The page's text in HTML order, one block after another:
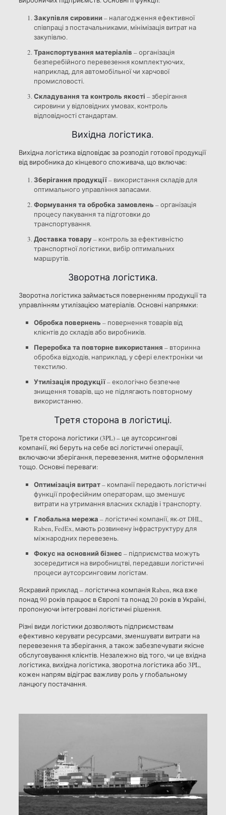
Закупівля сировини– налагодження ефективної
співпраці з постачальниками, мінімізація витрат на
закупівлю.
Транспортування матеріалів – організація
безперебійного перевезення комплектуючих,
наприклад, для автомобільної чи харчової
промисловості.
Складування та контроль якості – зберігання
сировини у відповідних умовах, контроль
відповідності стандартам.
Вихідна логістика.
Вихідна логістика відповідає за розподіл готової продукції
від виробника до кінцевого споживача, що включає:
Зберігання продукції– використання складів для
оптимального управління запасами.
Формування та обробка замовлень – організація
процесу пакування та підготовки до
транспортування.
Доставка товару– контроль за ефективністю
транспортної логістики, вибір оптимальних
маршрутів.
Зворотна логістика.
Зворотна логістика займається поверненням продукції та
управлінням утилізацією матеріалів. Основні напрямки:
Обробка повернень – повернення товарів від
клієнтів до складів або виробників.
Переробка та повторне використання – вторинна
обробка відходів, наприклад, у сфері електроніки чи
текстилю.
Утилізація продукції– екологічно безпечне
знищення товарів, що не підлягають повторному
використанню.
Третя сторона в логістиці.
Третя сторона логістики (3PL) – це аутсорсингові
компанії, які беруть на себе всі логістичні операції,
включаючи зберігання, перевезення, митне оформлення
тощо. Основні переваги:
Оптимізація витрат– компанії передають логістичні
функції професійним операторам, що зменшує
витрати на утримання власних складів і транспорту.
Глобальна мережа – логістичні компанії, як-от DHL,
Raben, FedEx, мають розвинену інфраструктуру для
міжнародних перевезень.
Фокус на основний бізнес – підприємства можуть
зосередитися на виробництві, передавши логістичні
процеси аутсорсинговим логістам.
Яскравий приклад – логістична компанія Raben, яка вже
понад 90 років працює в Європі та понад 20 років в Україні,
пропонуючи інтегровані логістичні рішення.
Різні види логістики дозволяють підприємствам
ефективно керувати ресурсами, зменшувати витрати на
перевезення та зберігання, а також забезпечувати якісне
обслуговування клієнтів. Незалежно від того, чи це вхідна
логістика, вихідна логістика, зворотна логістика або 3PL,
кожен напрям відіграє важливу роль у глобальному
ланцюгу постачання.